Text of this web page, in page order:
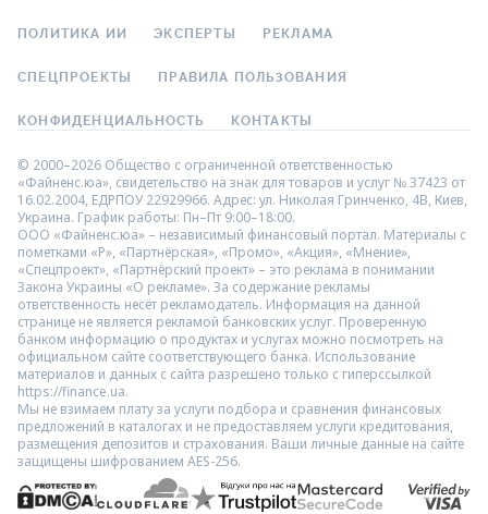
ПОЛИТИКА ИИ ЭКСПЕРТЫ РЕКЛАМА
СПЕЦПРОЕКТЫ ПРАВИЛА ПОЛЬЗОВАНИЯ
КОНФИДЕНЦИАЛЬНОСТЬ КОНТАКТЫ
© 2000–2026 Общество с ограниченной ответственностью
«Файненс.юа», свидетельство на знак для товаров и услуг № 37423 от
16.02.2004, ЕДРПОУ 22929966. Адрес: ул. Николая Гринченко, 4В, Киев,
Украина. График работы: Пн–Пт 9:00–18:00.
ООО «Файненс.юа» – независимый финансовый портал. Материалы с
пометками «Р», «Партнёрская», «Промо», «Акция», «Мнение»,
«Спецпроект», «Партнёрский проект» – это реклама в понимании
Закона Украины «О рекламе». За содержание рекламы
ответственность несёт рекламодатель. Информация на данной
странице не является рекламой банковских услуг. Проверенную
банком информацию о продуктах и услугах можно посмотреть на
официальном сайте соответствующего банка. Использование
материалов и данных с сайта разрешено только с гиперссылкой
https://finance.ua.
Мы не взимаем плату за услуги подбора и сравнения финансовых
предложений в каталогах и не предоставляем услуги кредитования,
размещения депозитов и страхования. Ваши личные данные на сайте
защищены шифрованием AES-256.